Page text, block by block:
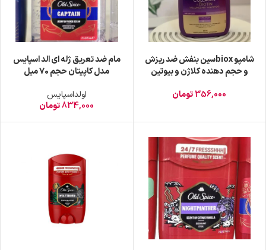
شامپو bioxسین بنفش ضد ریزش
و حجم دهنده کلاژن و بیوتین
منطقه آزاد ارس)
356,000تومان
مام ضد تعریق ژله ای الد اسپایس
مدل کاپیتان حجم ۷۰ میل
اولداسپایس
834,000تومان